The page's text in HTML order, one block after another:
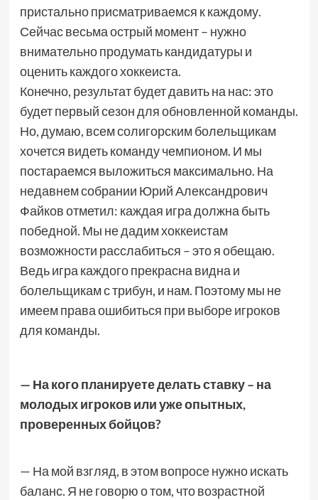
пристально присматриваемся к каждому.
Сейчас весьма острый момент – нужно
внимательно продумать кандидатуры и
оценить каждого хоккеиста.
Конечно, результат будет давить на нас: это
будет первый сезон для обновленной команды.
Но, думаю, всем солигорским болельщикам
хочется видеть команду чемпионом. И мы
постараемся выложиться максимально. На
недавнем собрании Юрий Александрович
Файков отметил: каждая игра должна быть
победной. Мы не дадим хоккеистам
возможности расслабиться – это я обещаю.
Ведь игра каждого прекрасна видна и
болельщикам с трибун, и нам. Поэтому мы не
имеем права ошибиться при выборе игроков
для команды.
— На кого планируете делать ставку – на
молодых игроков или уже опытных,
проверенных бойцов?
— На мой взгляд, в этом вопросе нужно искать
баланс. Я не говорю о том, что возрастной